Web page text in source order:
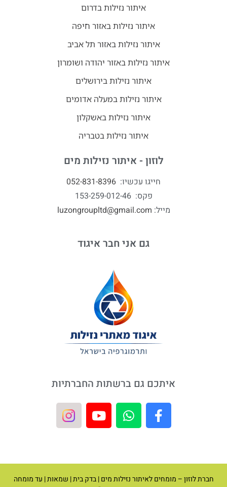
איתור נזילות בדרום
איתור נזילות באזור חיפה
איתור נזילות באזור תל אביב
איתור נזילות באזור יהודה ושומרון
איתור נזילות בירושלים
איתור נזילות במעלה אדומים
איתור נזילות באשקלון
איתור נזילות בטבריה
לוזון - איתור נזילות מים
חייגו עכשיו: 052-831-8396
פקס: 153-259-012-46
מייל: luzongroupltd@gmail.com
גם אני חבר איגוד
איתכם גם ברשתות החברתיות
חברת לוזון – מומחים לאיתור נזילות מים | בדק בית | שמאות | עד מומחה